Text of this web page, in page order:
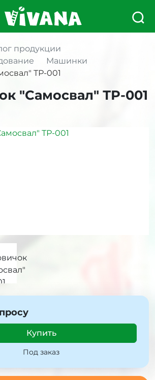
продукции
Машинки
ТР-001
"Самосвал" ТР-001
Купить
Под заказ